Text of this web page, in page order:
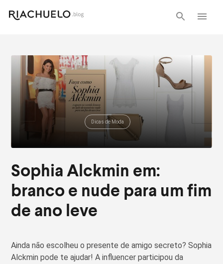
Dicas de Moda
Sophia Alckmin em:
branco e nude para um fim
de ano leve
Ainda não escolheu o presente de amigo secreto? Sophia
Alckmin pode te ajudar! A influencer participou da